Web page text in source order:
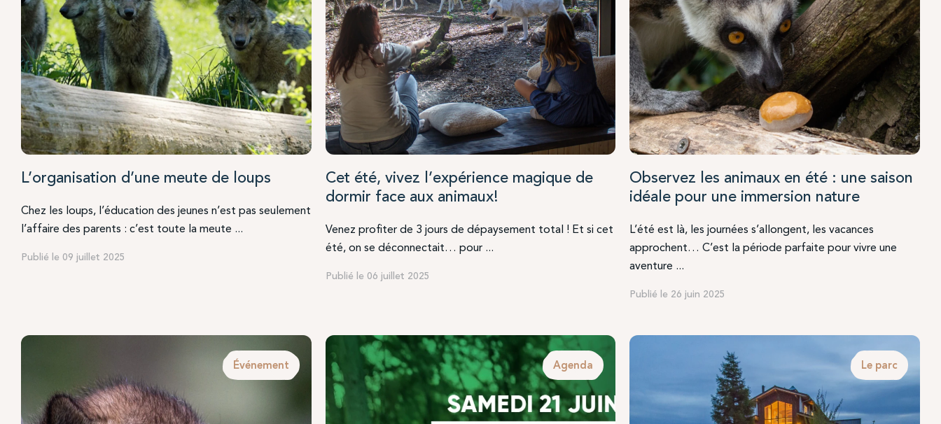
L’organisation d’une meute de loups
Chez les loups, l’éducation des jeunes n’est pas seulement
l’affaire des parents : c’est toute la meute ...
Publié le 09 juillet 2025
Cet été, vivez l’expérience magique de
dormir face aux animaux!
Venez profiter de 3 jours de dépaysement total ! Et si cet
été, on se déconnectait… pour ...
Publié le 06 juillet 2025
Observez les animaux en été : une saison
idéale pour une immersion nature
L’été est là, les journées s’allongent, les vacances
approchent… C’est la période parfaite pour vivre une
aventure ...
Publié le 26 juin 2025
Événement Agenda Le parc